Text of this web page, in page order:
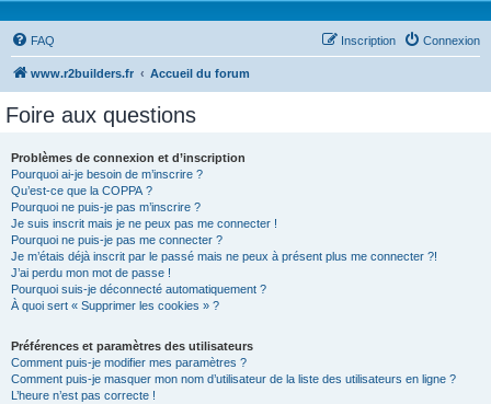
FAQ Connexion
Inscription
www.r2builders.fr Accueil du forum
Foire aux questions
Problèmes de connexion et d’inscription
Pourquoi ai-je besoin de m’inscrire ?
Qu’est-ce que la COPPA ?
Pourquoi ne puis-je pas m’inscrire ?
Je suis inscrit mais je ne peux pas me connecter !
Pourquoi ne puis-je pas me connecter ?
Je m’étais déjà inscrit par le passé mais ne peux à présent plus me connecter ?!
J’ai perdu mon mot de passe !
Pourquoi suis-je déconnecté automatiquement ?
À quoi sert « Supprimer les cookies » ?
Préférences et paramètres des utilisateurs
Comment puis-je modifier mes paramètres ?
Comment puis-je masquer mon nom d’utilisateur de la liste des utilisateurs en ligne ?
L’heure n’est pas correcte !